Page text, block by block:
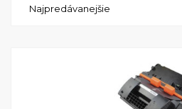
efektívnosť a nízke náklady
touto tlačiarňou môžete mať
potreby budú spoľahlivo a
Najpredávanejšie